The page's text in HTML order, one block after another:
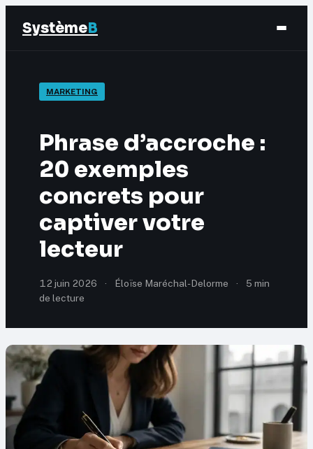
SystèmeB
Finance
Éducation & Emploi
Marketing
MARKETING
Phrase d’accroche :
20 exemples
concrets pour
captiver votre
lecteur
12 juin 2026 · Éloïse Maréchal-Delorme ·
5 min
de lecture